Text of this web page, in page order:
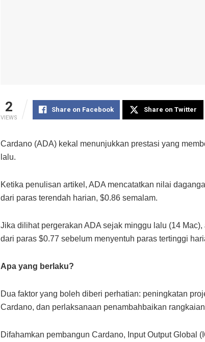
2
VIEWS
Share on Facebook Share on Twitter
Cardano (ADA) kekal menunjukkan prestasi yang
lalu.
Ketika penulisan artikel, ADA mencatatkan nilai
dari paras terendah harian, $0.86 semalam.
Jika dilihat pergerakan ADA sejak minggu lalu (14
dari paras $0.77 sebelum menyentuh paras tertinggi
Apa yang berlaku?
Dua faktor yang boleh diberi perhatian: peningkatan
Cardano, dan perlaksanaan penambahbaikan
Difahamkan pembangun Cardano, Input Output Global